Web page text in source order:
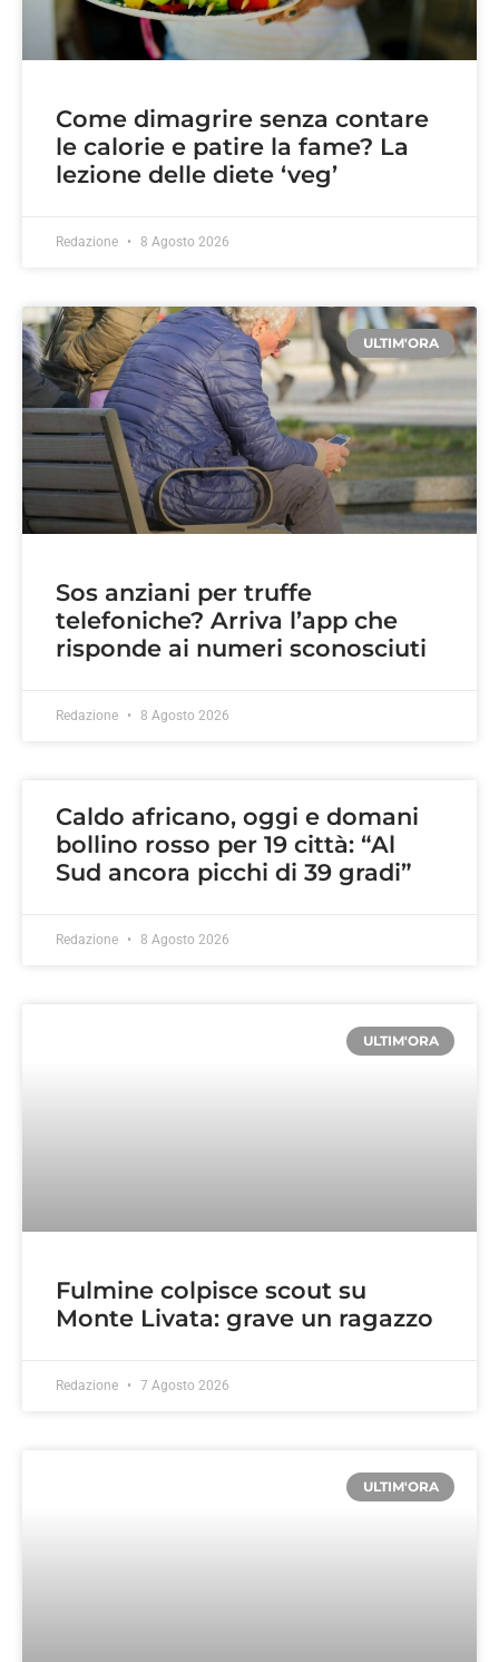
Come dimagrire senza contare
le calorie e patire la fame? La
lezione delle diete ‘veg’
Redazione 8 Agosto 2026
ULTIM'ORA
Sos anziani per truffe
telefoniche? Arriva l’app che
risponde ai numeri sconosciuti
Redazione 8 Agosto 2026
Caldo africano, oggi e domani
bollino rosso per 19 città: “Al
Sud ancora picchi di 39 gradi”
Redazione 8 Agosto 2026
ULTIM'ORA
Fulmine colpisce scout su
Monte Livata: grave un ragazzo
Redazione 7 Agosto 2026
ULTIM'ORA